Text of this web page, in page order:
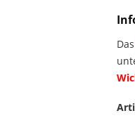
Das